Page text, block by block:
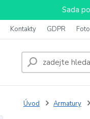
Sada
Kontakty GDPR
Úvod Armatury